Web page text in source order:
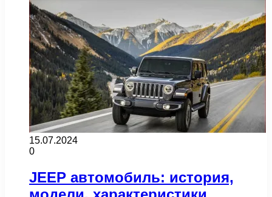
15.07.2024
0
JEEP автомобиль: история,